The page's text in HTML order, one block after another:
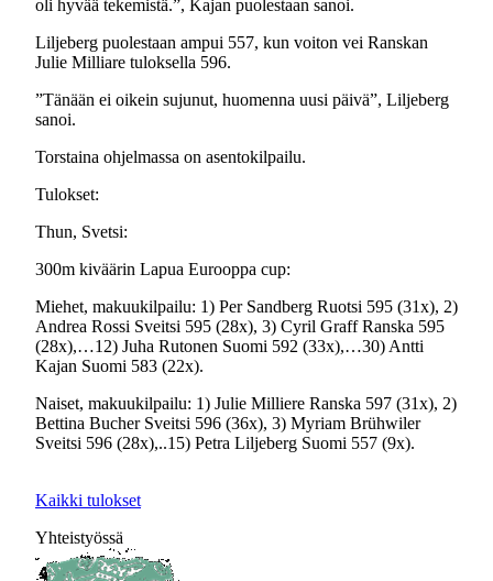
oli hyvää tekemistä.”, Kajan puolestaan sanoi.
Liljeberg puolestaan ampui 557, kun voiton vei Ranskan
Julie Milliare tuloksella 596.
”Tänään ei oikein sujunut, huomenna uusi päivä”, Liljeberg
sanoi.
Torstaina ohjelmassa on asentokilpailu.
Tulokset:
Thun, Svetsi:
300m kiväärin Lapua Eurooppa cup:
Miehet, makuukilpailu: 1) Per Sandberg Ruotsi 595 (31x), 2)
Andrea Rossi Sveitsi 595 (28x), 3) Cyril Graff Ranska 595
(28x),…12) Juha Rutonen Suomi 592 (33x),…30) Antti
Kajan Suomi 583 (22x).
Naiset, makuukilpailu: 1) Julie Milliere Ranska 597 (31x), 2)
Bettina Bucher Sveitsi 596 (36x), 3) Myriam Brühwiler
Sveitsi 596 (28x),..15) Petra Liljeberg Suomi 557 (9x).
Kaikki tulokset
Yhteistyössä